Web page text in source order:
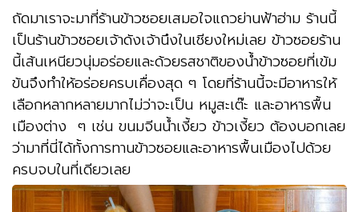
ถัดมาเราจะมาที่ร้านข้าวซอยเสมอใจแถวย่านฟ้าฮ่าม ร้านนี้
เป็นร้านข้าวซอยเจ้าดังเจ้านึงในเชียงใหม่เลย ข้าวซอยร้าน
นี้เส้นเหนียวนุ่มอร่อยและด้วยรสชาติของน้ำข้าวซอยที่เข้ม
ข้นจึงทำให้อร่อยครบเคื่องสุด ๆ โดยที่ร้านนี้จะมีอาหารให้
เลือกหลากหลายมากไม่ว่าจะเป็น หมูสะเต๊ะ และอาหารพื้น
เมืองต่าง ๆ เช่น ขนมจีนน้ำเงี้ยว ข้าวเงี้ยว ต้องบอกเลย
ว่ามาที่นี่ได้ทั้งการทานข้าวซอยและอาหารพื้นเมืองไปด้วย
ครบจบในที่เดียวเลย